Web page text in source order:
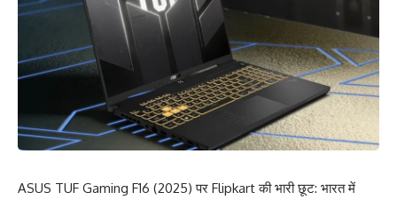
ASUS TUF Gaming F16 (2025) पर Flipkart की भारी छूट: भारत में